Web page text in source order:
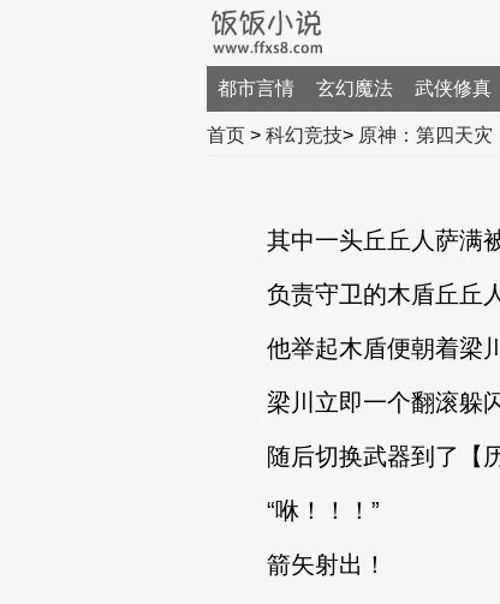
都市言情 玄幻魔法 武侠修真
首页 > 科幻竞技> 原神：第四天
其中一头丘丘人萨满被
负责守卫的木盾丘丘人
他举起木盾便朝着梁川
梁川立即一个翻滚躲闪
随后切换武器到了【历
“咻！！！”
箭矢射出！